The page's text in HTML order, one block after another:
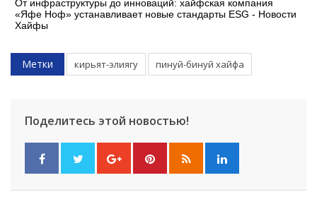
От инфраструктуры до инноваций: хайфская компания
«Яфе Ноф» устанавливает новые стандарты ESG - Новости
Хайфы
Метки кирьят-элиягу пинуй-бинуй хайфа
Поделитесь этой новостью!